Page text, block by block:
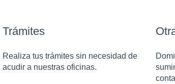
Trámites
Realiza tus trámites sin necesidad de
acudir a nuestras oficinas.